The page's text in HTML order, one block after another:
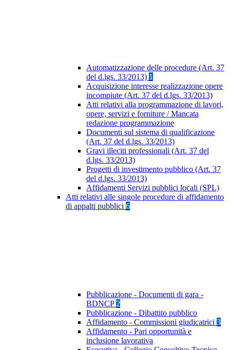
Automatizzazione delle procedure (Art. 37
del d.lgs. 33/2013) 1
Acquisizione interesse realizzazione opere
incompiute (Art. 37 del d.lgs. 33/2013)
Atti relativi alla programmazione di lavori,
opere, servizi e forniture / Mancata
redazione programmazione
Documenti sul sistema di qualificazione
(Art. 37 del d.lgs. 33/2013)
Gravi illeciti professionali (Art. 37 del
d.lgs. 33/2013)
Progetti di investimento pubblico (Art. 37
del d.lgs. 33/2013)
Affidamenti Servizi pubblici locali (SPL)
Atti relativi alle singole procedure di affidamento
di appalti pubblici 6
Pubblicazione - Documenti di gara -
BDNCP 2
Pubblicazione - Dibattito pubblico
Affidamento - Commissioni giudicatrici 3
Affidamento - Pari opportunità e
inclusione lavorativa